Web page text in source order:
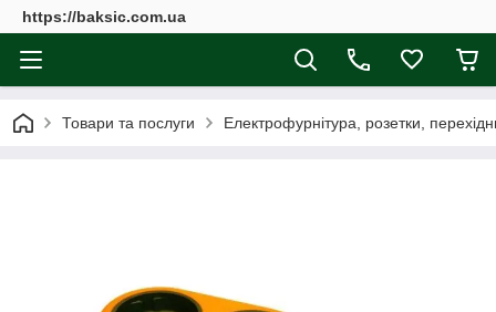
https://baksic.com.ua
Товари та послуги Електрофурнітура, розетки,